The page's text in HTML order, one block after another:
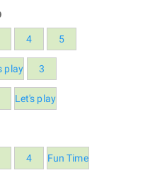
4 5
play 3
Let's play
4 Fun Time